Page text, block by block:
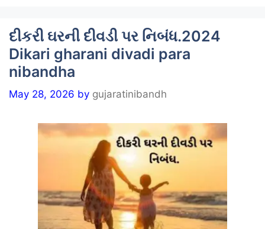
દીકરી ઘરની દીવડી પર નિબંધ.2024
Dikari gharani divadi para
nibandha
May 28, 2026 by gujaratinibandh